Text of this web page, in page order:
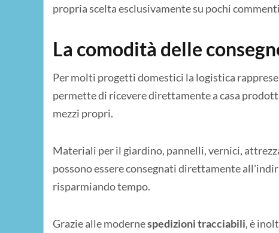
propria scelta esclusivamente su pochi
La comodità delle
Per molti progetti domestici la logistica
permette di ricevere direttamente a casa
mezzi propri.
Materiali per il giardino, pannelli, vernici,
possono essere consegnati direttamente
risparmiando tempo.
Grazie alle modernespedizioni tracciabili, è